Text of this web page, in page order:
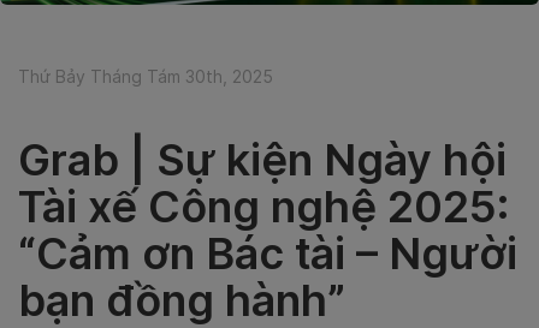
Thứ Bảy Tháng Tám 30th, 2025
Grab | Sự kiện Ngày hội
Tài xế Công nghệ 2025:
“Cảm ơn Bác tài – Người
bạn đồng hành”